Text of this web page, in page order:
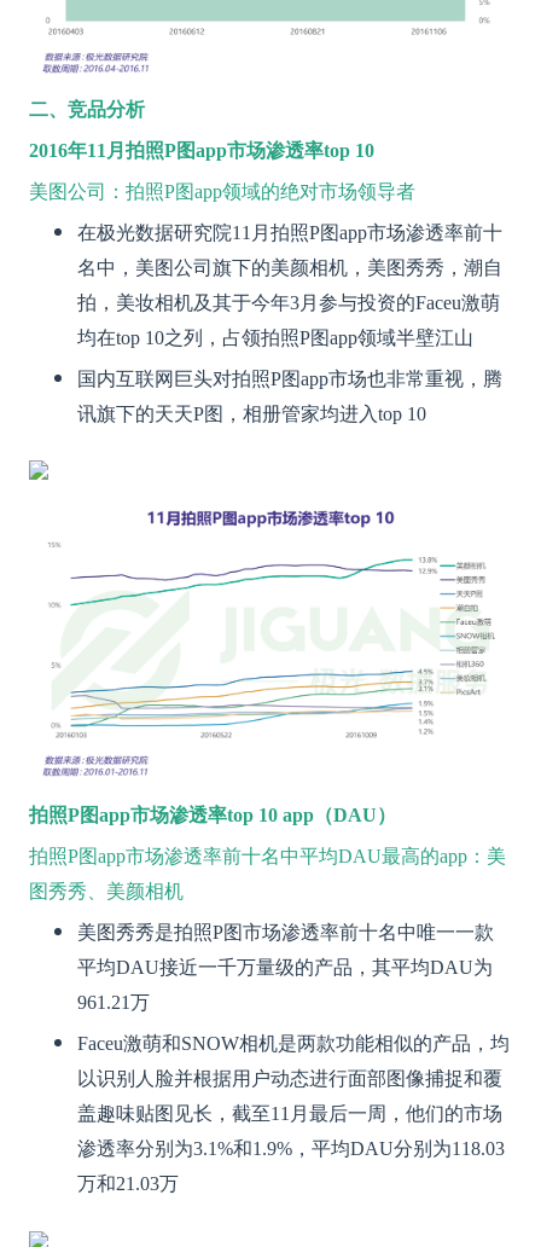
二、竞品分析
2016年11月拍照P图app市场渗透率top 10
美图公司：拍照P图app领域的绝对市场领导者
在极光数据研究院11月拍照P图app市场渗透率前十
名中，美图公司旗下的美颜相机，美图秀秀，潮自
拍，美妆相机及其于今年3月参与投资的Faceu激萌
均在top 10之列，占领拍照P图app领域半壁江山
国内互联网巨头对拍照P图app市场也非常重视，腾
讯旗下的天天P图，相册管家均进入top 10
拍照P图app市场渗透率top 10 app（DAU）
拍照P图app市场渗透率前十名中平均DAU最高的app：美
图秀秀、美颜相机
美图秀秀是拍照P图市场渗透率前十名中唯一一款
平均DAU接近一千万量级的产品，其平均DAU为
961.21万
Faceu激萌和SNOW相机是两款功能相似的产品，均
以识别人脸并根据用户动态进行面部图像捕捉和覆
盖趣味贴图见长，截至11月最后一周，他们的市场
渗透率分别为3.1%和1.9%，平均DAU分别为118.03
万和21.03万